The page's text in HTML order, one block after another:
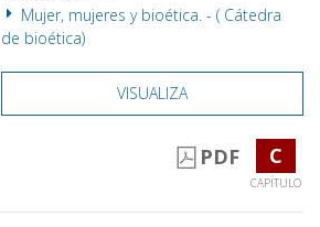
Mujer, mujeres y bioética. - ( Cátedra
de bioética)
VISUALIZA
PDF C
CAPÍTULO